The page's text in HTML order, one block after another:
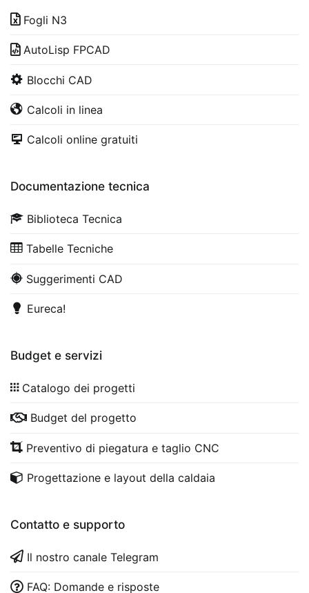
Fogli N3
AutoLisp FPCAD
Blocchi CAD
Calcoli in linea
Calcoli online gratuiti
Documentazione tecnica
Biblioteca Tecnica
Tabelle Tecniche
Suggerimenti CAD
Eureca!
Budget e servizi
Catalogo dei progetti
Budget del progetto
Preventivo di piegatura e taglio CNC
Progettazione e layout della caldaia
Contatto e supporto
Il nostro canale Telegram
FAQ: Domande e risposte